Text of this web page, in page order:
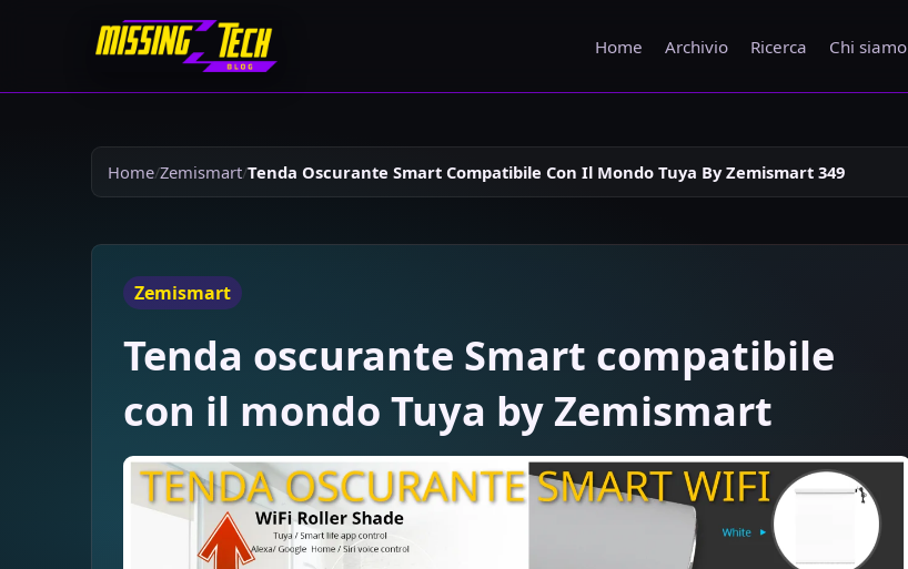
Home Archivio Ricerca Chi siamo
Home Zemismart Tenda Oscurante Smart Compatibile Con Il Mondo Tuya By Zemismart 349
Zemismart
Tenda oscurante Smart compatibile
con il mondo Tuya by Zemismart